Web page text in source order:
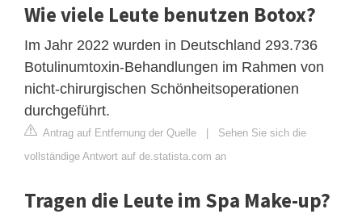
Wie viele Leute benutzen Botox?
Im Jahr 2022 wurden in Deutschland 293.736
Botulinumtoxin-Behandlungen im Rahmen von
nicht-chirurgischen Schönheitsoperationen
durchgeführt.
Antrag auf Entfernung der Quelle | Sehen Sie sich die
vollständige Antwort auf de.statista.com an
Tragen die Leute im Spa Make-up?